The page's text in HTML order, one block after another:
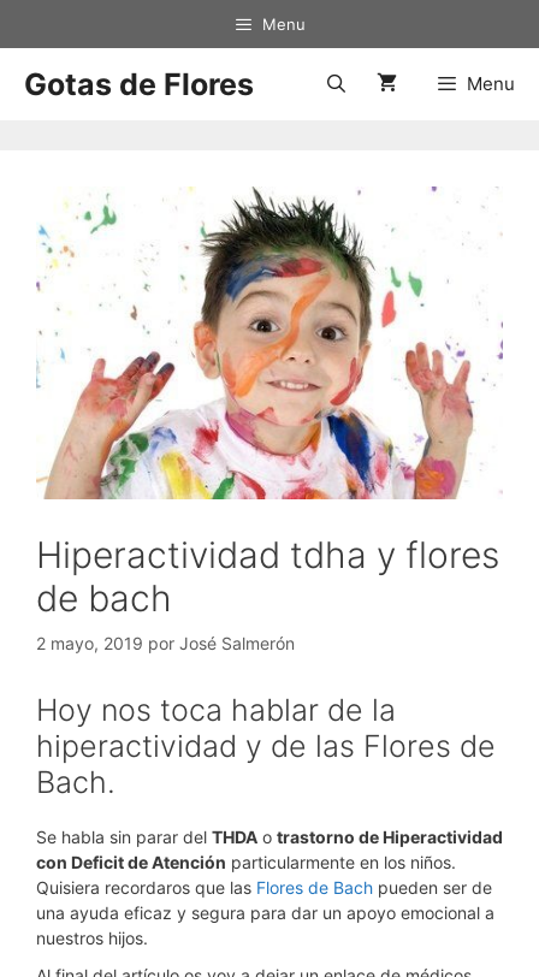
Menu
Gotas de Flores Menu
Hiperactividad tdha y flores
de bach
2 mayo, 2019 por José Salmerón
Hoy nos toca hablar de la
hiperactividad y de las Flores de
Bach.
Se habla sin parar del THDA o trastorno de Hiperactividad
con Deficit de Atención particularmente en los niños.
Quisiera recordaros que las Flores de Bach pueden ser de
una ayuda eficaz y segura para dar un apoyo emocional a
nuestros hijos.